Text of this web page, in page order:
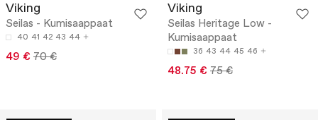
Viking
Seilas - Kumisaappaat
40 41 42 43 44
49 € 70 €
Viking
Seilas Heritage Low -
Kumisaappaat
36 43 44 45 46
48.75 € 75 €